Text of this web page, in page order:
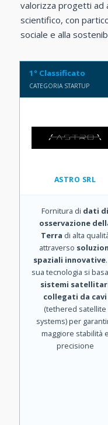
valorizza progetti ad
scientifico, con
sociale e alla
1° Classificato
CATEGORIA STARTUP
ASTRO SRL
Fornitura di dati di
osservazione
Terra di alta
attraverso
spaziali innovative
sua tecnologia si
sistemi
collegati da cavi
(tethered satellite
systems) per
maggiore stabilità e
precisione